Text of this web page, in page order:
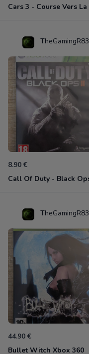
TheGamingR83
8.90 €
TheGamingR83
44.90 €
Bullet Witch Xbox 360